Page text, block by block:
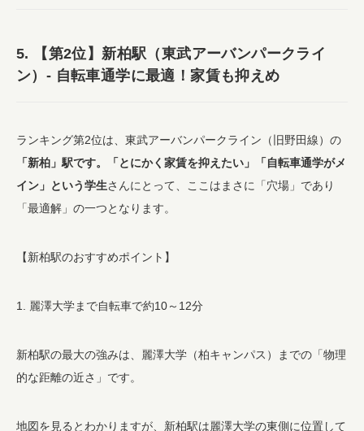
5. 【第2位】新柏駅（東武アーバンパークライ
ン）- 自転車通学に最適！家賃も抑えめ
ランキング第2位は、東武アーバンパークライン（旧野田線）の
「新柏」駅です。「とにかく家賃を抑えたい」「自転車通学がメ
イン」という学生さんにとって、ここはまさに「穴場」であり
「最適解」の一つとなります。
【新柏駅のおすすめポイント】
1. 麗澤大学まで自転車で約10～12分
新柏駅の最大の強みは、麗澤大学（柏キャンパス）までの「物理
的な距離の近さ」です。
地図を見るとわかりますが、新柏駅は麗澤大学の東側に位置して